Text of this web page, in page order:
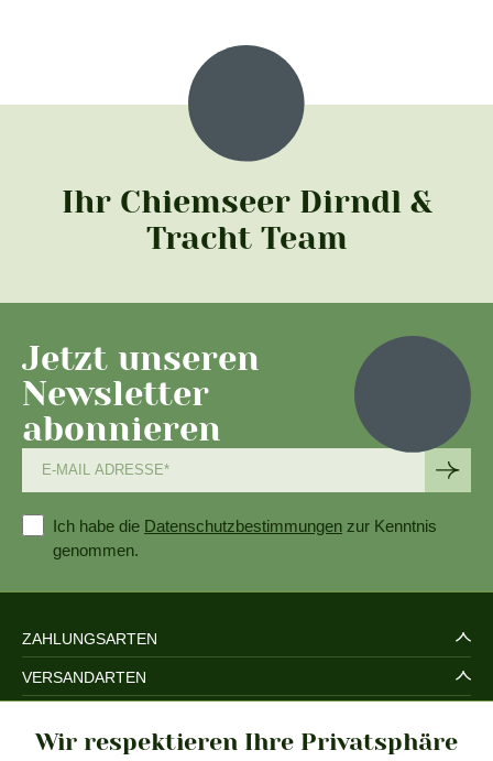
Ihr Chiemseer Dirndl &
Tracht Team
Jetzt unseren
Newsletter
abonnieren
Ich habe die Datenschutzbestimmungen zur Kenntnis
genommen.
ZAHLUNGSARTEN
VERSANDARTEN
RECHTLICHES
Wir respektieren Ihre Privatsphäre